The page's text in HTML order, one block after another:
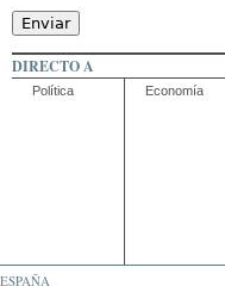
DIRECTO A
Política Economía
ESPAÑA